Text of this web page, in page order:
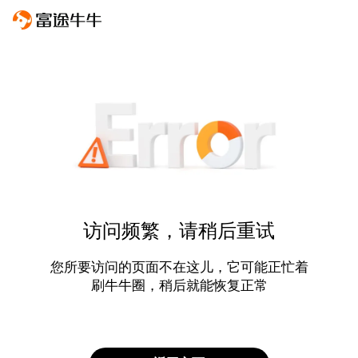
访问频繁，请稍后重试
您所要访问的页面不在这儿，它可能正忙着
刷牛牛圈，稍后就能恢复正常